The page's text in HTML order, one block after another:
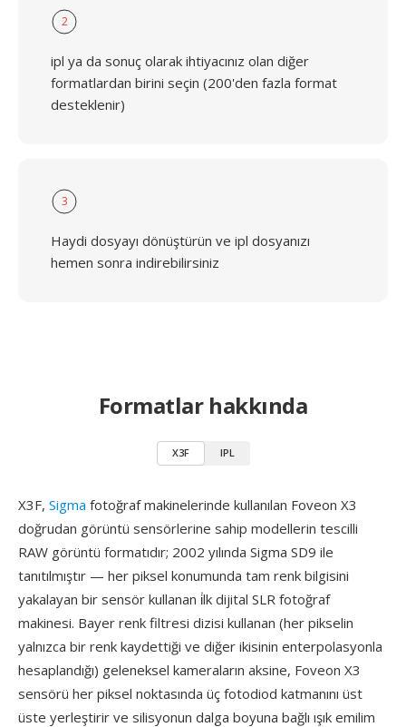
2
ipl ya da sonuç olarak ihtiyacınız olan diğer
formatlardan birini seçin (200'den fazla format
desteklenir)
3
Haydi dosyayı dönüştürün ve ipl dosyanızı
hemen sonra indirebilirsiniz
Formatlar hakkında
X3F IPL
X3F, Sigma fotoğraf makinelerinde kullanılan Foveon X3
doğrudan görüntü sensörlerine sahip modellerin tescilli
RAW görüntü formatıdır; 2002 yılında Sigma SD9 ile
tanıtılmıştır — her piksel konumunda tam renk bilgisini
yakalayan bir sensör kullanan i̇lk dijital SLR fotoğraf
makinesi. Bayer renk filtresi dizisi kullanan (her pikselin
yalnızca bir renk kaydettiği ve diğer ikisinin enterpolasyonla
hesaplandığı) geleneksel kameraların aksine, Foveon X3
sensörü her piksel noktasında üç fotodiod katmanını üst
üste yerleştirir ve silisyonun dalga boyuna bağlı ışık emilim